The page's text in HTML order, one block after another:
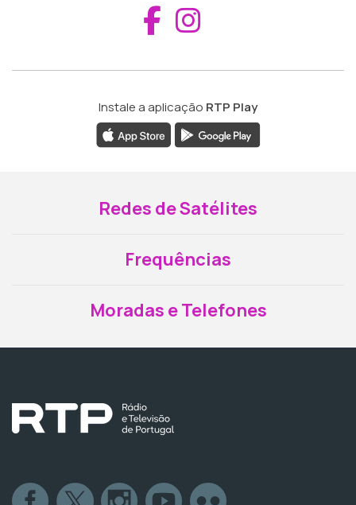
Aceder ao
Instale a aplicação RTP Play
Redes de Satélites
Frequências
Moradas e Telefones